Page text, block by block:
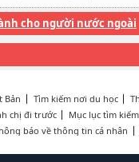
cho người nước ngoài
Bản Tìm kiếm nơi du học
chị đi trước
Mục lục tìm kiếm
báo về thông tin cá nhân